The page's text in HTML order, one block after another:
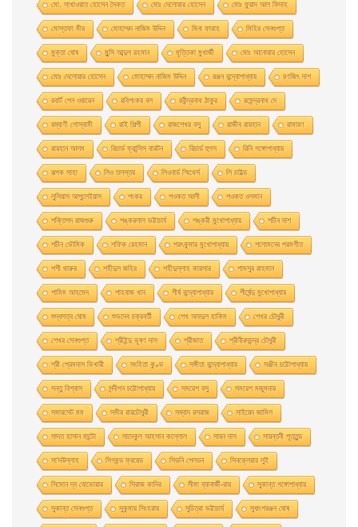
মাে. সাখাওয়াত হােসেন সৈকত মােঃ দেলােয়ার হােসেন মােঃ ফুয়াদ আল ফিদাহ
মােস্তফা মীর মােহাম্মদ নাজিম উদ্দিন মিনা ফারাহ মিহির সেনগুপ্ত
মুক্তা ঘোষ মুন্সি আব্দুল রহমান মৃত্তিকা মুখার্জী মোঃ আনোয়ার হোসেন
মোঃ দেলোয়ার হােসেন মোহাম্মদ নাজিম উদ্দিন রঞ্জন বন্দ্যোপাধ্যায় রণজিৎ দাশ
রবার্ট পেন ওয়ারেন রবিশংকর বল রবীন্দ্রনাথ ঠাকুর রমেন্দ্রনাথ দে
রম্যাণী গোস্বামী রাই শিল্পী রাজশেখর বসু রাজীব রায়হান রামায়ণ
রায়হান আলম রিচার্ড ফ্রান্সিস বারটন রিচার্ড হুগস রিনি গঙ্গোপাধ্যায়
রূপক সাহা লিও তলস্তয় লিওনার্ড স্মিথের্স লি চাইল্ড
লুসিয়াস আপুলেইয়াস শংকর শওকত আলী শওকত ওসমান
শক্তিপদ রাজগুরু শঙ্করলাল ভট্টাচার্য শঙ্করী মুখােপাধ্যায় শচীন দাশ
শচীন ভৌমিক শফিক রেহমান শরৎকুমার মুখোপাধ্যায় শলোমনের পরমগীত
শশী থারুর শহীদুল জহির শহীদুল্লাহ কায়সার শামসুর রাহমান
শামিম আহমেদ শাহবাজ খান শীর্ষ বন্দ্যোপাধ্যায় শীর্ষেন্দু মুখোপাধ্যায়
শুদ্ধসত্ব ঘোষ শুভদেব চক্রবর্তী শেখ আবদুল হাকিম শেখর চৌধুরী
শেখর সেনগুপ্ত শ্রীইন্দু ভূষণ দাস শ্রীজাত শ্রীনীরদচন্দ্র চৌধুরী
শ্রী প্রেমদাস ভিখারী সংহিতা কুণ্ড সঙ্গীতা বন্দ্যোপাধ্যায় সঞ্জীব চট্টোপাধ্যায়
সন্তু বিশ্বাস সন্দীপন চট্টোপাধ্যায় সমরেশ বসু সমরেশ মজুমদার
সমারসেট মম সমীর রায়চৌধুরী সম্বাদ রসরাজ সাইয়েদ জামিল
সাদত হাসান মান্টো সাদেকুল আহসান কল্লোল সায়ন দাস সায়ন্তনী পূততুন্ড
সা’দউল্লাহ সিগমন্ড ফ্রয়েড সিডনি শেলডন সিনক্লেয়ার লুই
সিমোন দ্য বোভোয়ার সিরাজ কাদির সীমা ব্যানার্জী-রায় সুকান্ত গঙ্গোপাধ্যায়
সুকান্ত সেনগুপ্ত সুকুমার সিংহরায় সুচিত্রা ভট্টাচার্য সুধাংশরঞ্জন ঘোষ